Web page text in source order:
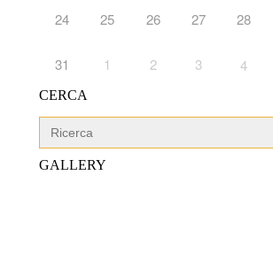
24 25 26 27 28
31 1 2 3 4
CERCA
Search
for:
GALLERY